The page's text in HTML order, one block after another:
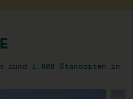
rund 1.000 Standorten in